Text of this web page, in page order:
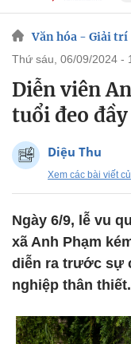
Văn hóa - Giải trí
thứ sáu, 06/09/2024 -
Diễn viên
tuổi đeo
Diệu Thu
Xem các bài viết
Ngày 6/9, lễ vu
xã Anh Phạm
diễn ra trước sự
nghiệp thân thiết.